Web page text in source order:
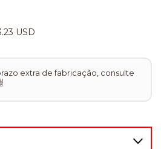
USD
extra de fabricação, consulte